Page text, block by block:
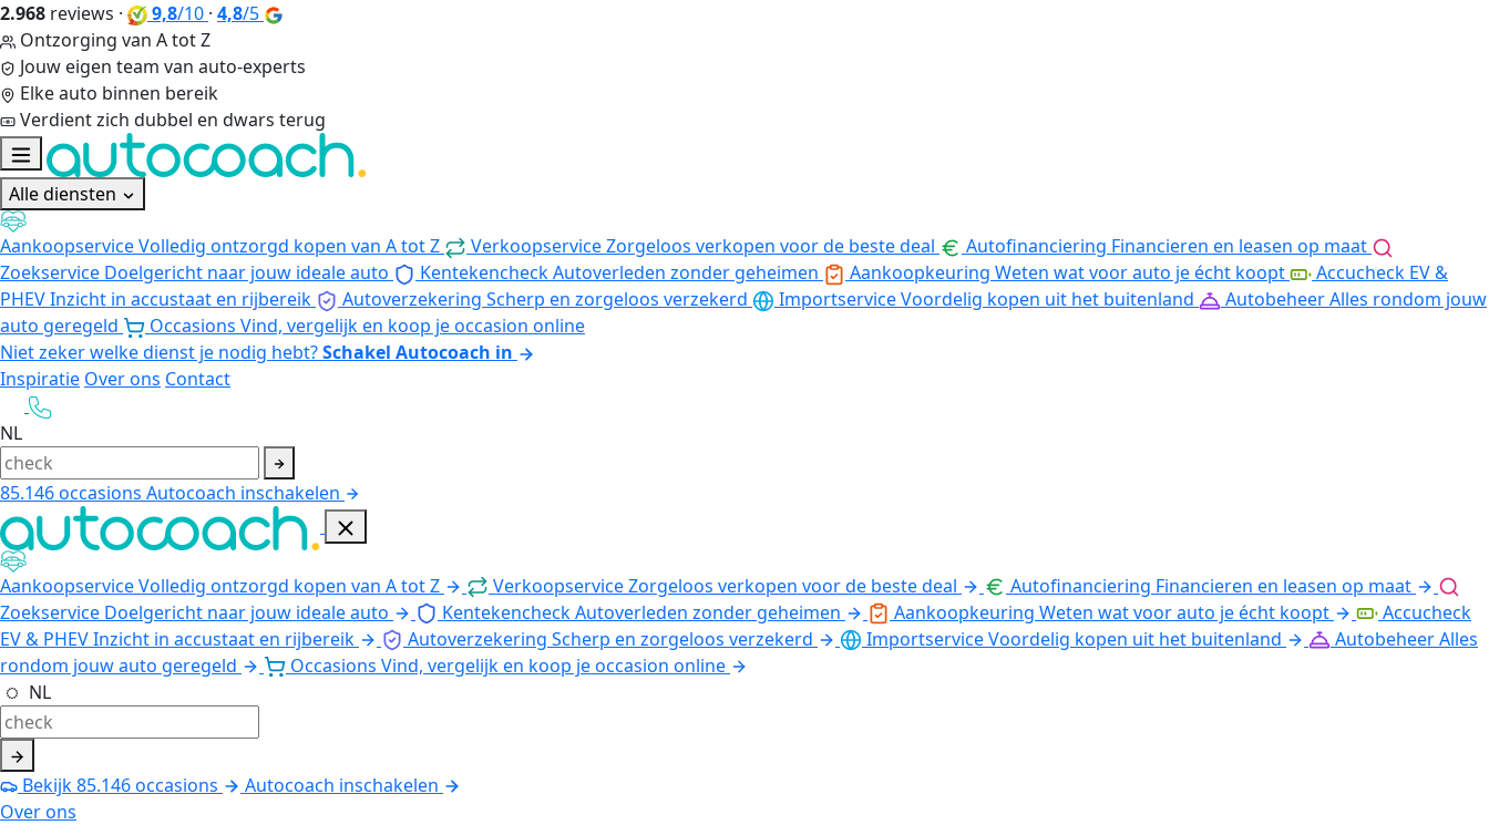
2.968 reviews · 9,8/10 · 4,8/5
Ontzorging van A tot Z
Jouw eigen team van auto-experts
Elke auto binnen bereik
Verdient zich dubbel en dwars terug
Alle diensten
AankoopserviceVolledig ontzorgd kopen van A tot Z VerkoopserviceZorgeloos verkopen voor de beste deal Autofinanciering Financieren en leasen op maat
Zoekservice Doelgericht naar jouw ideale auto KentekencheckAutoverleden zonder geheimen Aankoopkeuring Weten wat voor auto je écht koopt
Accucheck EV &
PHEVInzicht in accustaat en rijbereik Autoverzekering Scherp en zorgeloos verzekerd ImportserviceVoordelig kopen uit het buitenland AutobeheerAlles rondom jouw
auto geregeld
Occasions Vind, vergelijk en koop je occasion online
Niet zeker welke dienst je nodig hebt?Schakel Autocoach in
Inspiratie Over ons Contact
NL
85.146occasions Autocoach inschakelen
AankoopserviceVolledig ontzorgd kopen van A tot Z VerkoopserviceZorgeloos verkopen voor de beste deal Autofinanciering Financieren en leasen op maat
Zoekservice Doelgericht naar jouw ideale auto KentekencheckAutoverleden zonder geheimen Aankoopkeuring Weten wat voor auto je écht koopt
Accucheck
EV & PHEVInzicht in accustaat en rijbereik Autoverzekering Scherp en zorgeloos verzekerd ImportserviceVoordelig kopen uit het buitenland AutobeheerAlles
rondom jouw auto geregeld
Occasions Vind, vergelijk en koop je occasion online
NL
Bekijk85.146occasions
Autocoach inschakelen
Over ons